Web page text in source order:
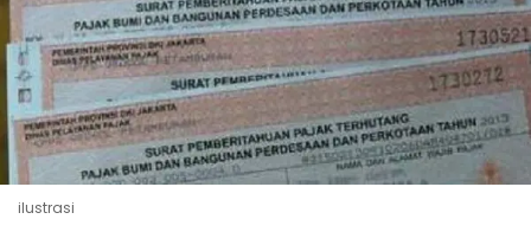
ilustrasi